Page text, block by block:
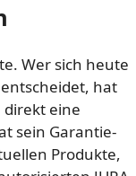
Wer sich heute
hat
eine
sein Garantie-
Produkte,